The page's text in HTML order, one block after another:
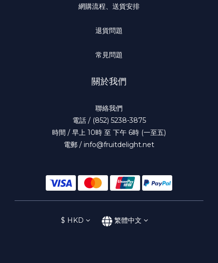
網購流程、送貨安排
退貨問題
常見問題
關於我們
聯絡我們
電話 / (852) 5238-3875
時間 / 早上 10時 至 下午 6時 (一至五)
電郵 / info@fruitdelight.net
$ HKD 繁體中文